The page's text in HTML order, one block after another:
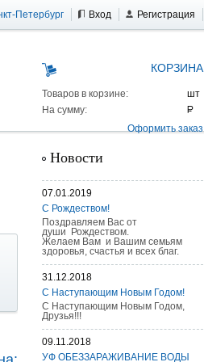
Петербург Вход Регистрация
КОРЗИНА
Товаров в корзине:
На сумму:
Оформить заказ
Новости
07.01.2019
С Рождеством!
Поздравляем Вас от
души Рождеством.
Желаем Вам и Вашим семьям
здоровья, счастья и всех благ.
31.12.2018
С Наступающим Новым Годом!
С Наступающим Новым Годом,
Друзья!!!
09.11.2018
УФ ОБЕЗЗАРАЖИВАНИЕ ВОДЫ